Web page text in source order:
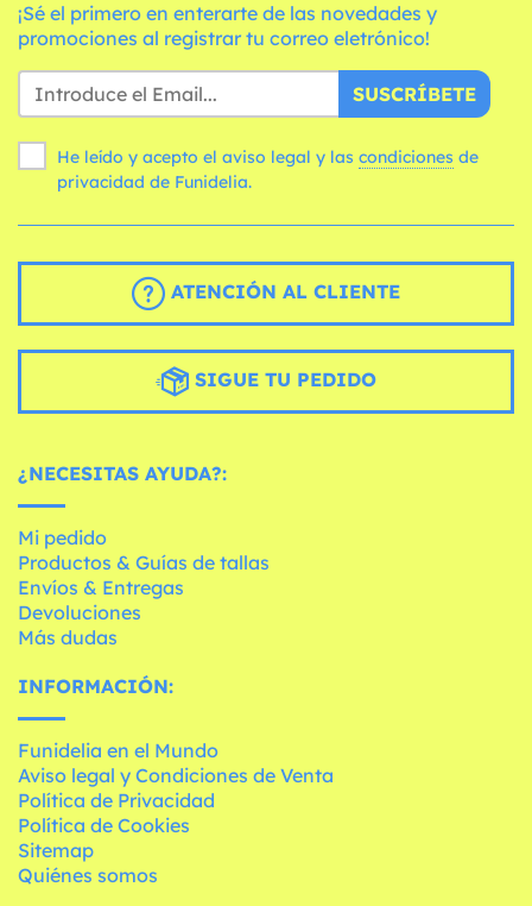
¡Sé el primero en enterarte de las novedades y
promociones al registrar tu correo eletrónico!
SUSCRÍBETE
He leído y acepto el aviso legal y las condiciones
privacidad de Funidelia.
ATENCIÓN AL CLIENTE
SIGUE TU PEDIDO
¿NECESITAS AYUDA?:
Mi pedido
Productos & Guías de tallas
Envíos & Entregas
Devoluciones
Más dudas
INFORMACIÓN:
Funidelia en el Mundo
Aviso legal y Condiciones de Venta
Política de Privacidad
Política de Cookies
Sitemap
Quiénes somos